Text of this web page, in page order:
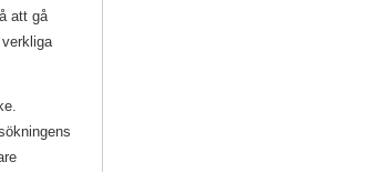
att gå